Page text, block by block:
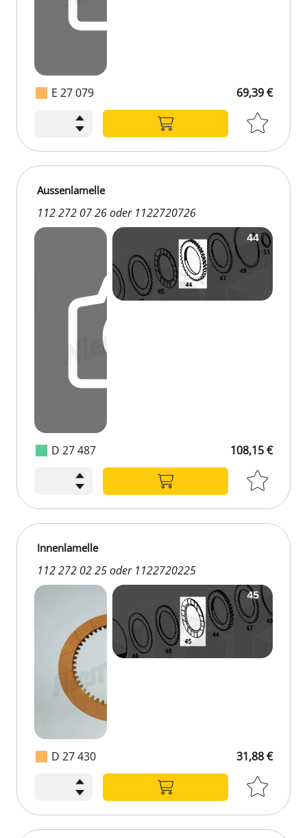
E 27 079 69,39 €
D 27 487
Aussenlamelle
112 272 07 26 oder 1122720726
108,15 €
D 27 430
Innenlamelle
112 272 02 25 oder 1122720225
31,88 €